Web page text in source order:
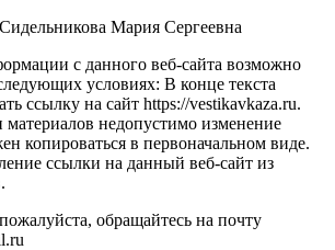
Мария Сергеевна
с данного веб-сайта возможно
условиях: В конце текста
ссылку на сайт https://vestikavkaza.ru.
недопустимо изменение
копироваться в первоначальном виде.
ссылки на данный веб-сайт из
обращайтесь на почту